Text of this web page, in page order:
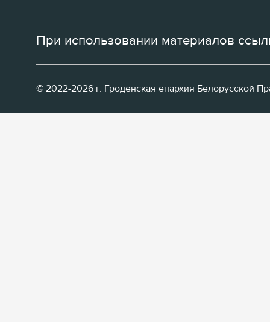
При использовании материалов
© 2022-2026 г. Гроденская епархия Белорусской